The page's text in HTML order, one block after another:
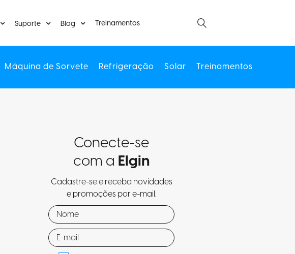
Suporte Blog Treinamentos
Máquina de Sorvete Refrigeração Solar Treinamentos
Conecte-se
com a Elgin
Cadastre-se e receba novidades
e promoções por e-mail.